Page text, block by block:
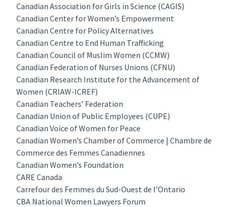
Canadian Association for Girls in Science (CAGIS)
Canadian Center for Women’s Empowerment
Canadian Centre for Policy Alternatives
Canadian Centre to End Human Trafficking
Canadian Council of Muslim Women (CCMW)
Canadian Federation of Nurses Unions (CFNU)
Canadian Research Institute for the Advancement of
Women (CRIAW-ICREF)
Canadian Teachers’ Federation
Canadian Union of Public Employees (CUPE)
Canadian Voice of Women for Peace
Canadian Women’s Chamber of Commerce | Chambre de
Commerce des Femmes Canadiennes
Canadian Women’s Foundation
CARE Canada
Carrefour des Femmes du Sud-Ouest de l’Ontario
CBA National Women Lawyers Forum